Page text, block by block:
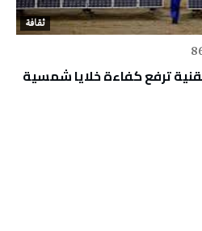
ثقافة
ترفع كفاءة خلايا شمسية